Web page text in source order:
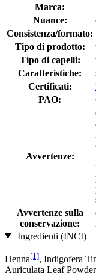
Marca:
Nuance:
Consistenza/formato:
Tipo di prodotto:
Tipo di capelli:
Caratteristiche:
Certificati:
PAO:
Avvertenze:
Avvertenze sulla
conservazione:
Ingredienti (INCI)
Henna[1], Indigofera
Auriculata Leaf